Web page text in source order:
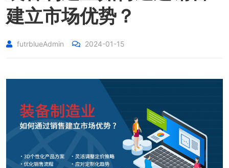
建立市场优势？
futrblueAdmin 2024-01-15